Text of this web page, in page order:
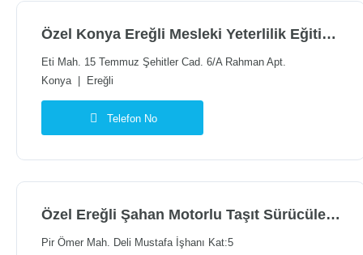
Özel Konya Ereğli Mesleki Yeterlilik Eğitim Merkezi
Eti Mah. 15 Temmuz Şehitler Cad. 6/A Rahman Apt.
Konya| Ereğli
Telefon No
Özel Ereğli Şahan Motorlu Taşıt Sürücüleri Kursu
Pir Ömer Mah. Deli Mustafa İşhanı Kat:5